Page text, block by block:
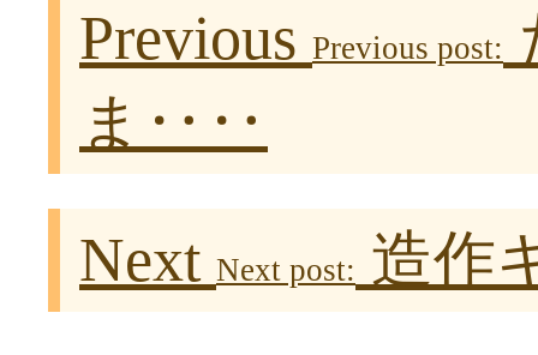
Previous Previous post:
ま‥‥
Next Next post: 造作